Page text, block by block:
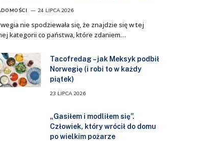
24 LIPCA 2026
nie spodziewała się, że znajdzie się w tej
kategorii co państwa, które zdaniem…
Tacofredag – jak Meksyk podbił
Norwegię (i robi to w każdy
piątek)
23 LIPCA 2026
„Gasiłem i modliłem się”.
Człowiek, który wrócił do domu
po wielkim pożarze